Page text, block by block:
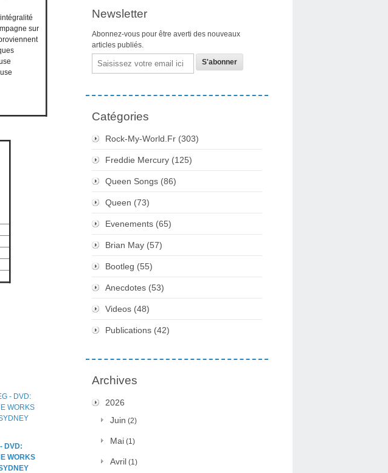
sur
DVD:
WORKS
Newsletter
Abonnez-vous pour être averti des nouveaux
articles publiés.
Email
Catégories
Rock-My-World.fr (303)
Freddie Mercury (125)
Queen Songs (86)
Queen (73)
Evenements (65)
Brian May (57)
Bootleg (55)
Anecdotes (53)
Videos (48)
Publications (42)
Archives
2026
Juin (2)
Mai (1)
Avril (1)